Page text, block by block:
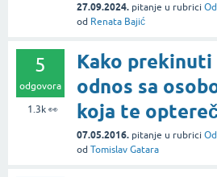
27.09.2024. pitanje u rubrici
od Renata Bajić
5
odgovora
1.3k👀
Kako prekinuti
odnos sa
koja te
07.05.2016. pitanje u rubrici
od Tomislav Gatara